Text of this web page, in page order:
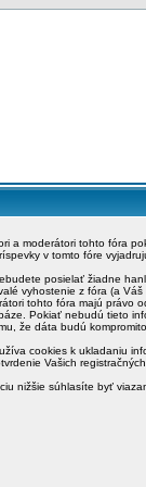
a moderátori tohto fóra
v tomto fóre
posielať žiadne
vyhostenie z fóra (a
tohto fóra majú právo
Pokiať nebudú tieto
že dáta budú
cookies k ukladaniu
Vašich
nižšie súhlasíte byť